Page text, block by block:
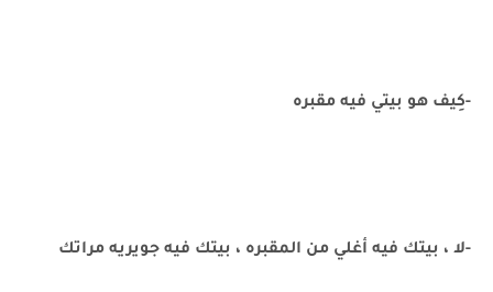
-كِيف هو بيتي فيه مقبره
-لا ، بيتك فيه أغلي من المقبره ، بيتك فيه جويريه مراتك